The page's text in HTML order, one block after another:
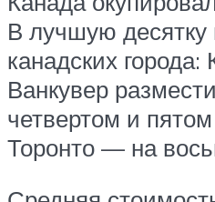
В лучшую десятку
канадских города:
Ванкувер
четвертом и
Торонто — на